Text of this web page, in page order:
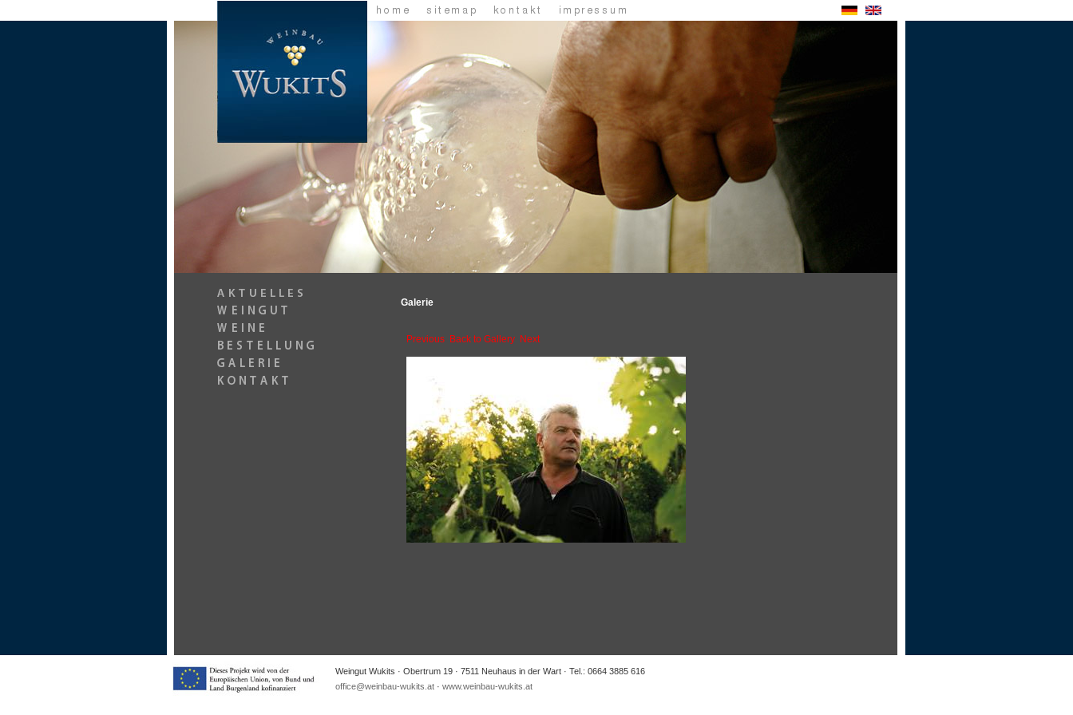
Galerie
Previous Back to Gallery Next
Weingut Wukits · Obertrum 19 · 7511 Neuhaus in der Wart · Tel.: 0664 3885 616
office@weinbau-wukits.at · www.weinbau-wukits.at